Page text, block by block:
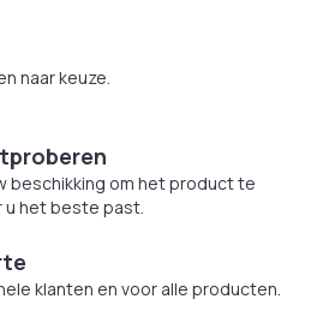
naar keuze.
beschikking om het product te
u het beste past.
klanten en voor alle producten.